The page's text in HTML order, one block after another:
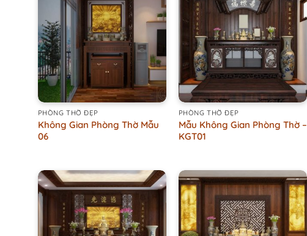
PHÒNG THỜ ĐẸP
Không Gian Phòng Thờ Mẫu
06
+
PHÒNG THỜ ĐẸP
Mẫu Không Gian Phòng Thờ –
KGT01